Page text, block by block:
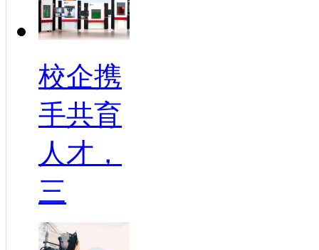
校企携
手共育
人才，
三